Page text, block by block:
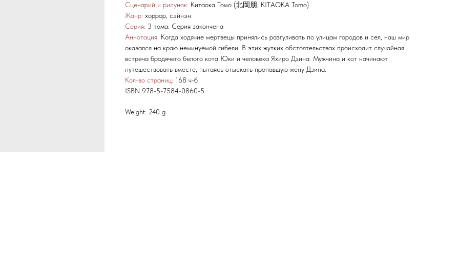
Сценарий и рисунок: Китаока Томо (北岡朋; KITAOKA Tomo)
Жанр: хоррор, сэйнэн
Серия: 3 тома. Серия закончена
Аннотация: Когда ходячие мертвецы принялись разгуливать по улицам городов и сел, наш мир
оказался на краю неминуемой гибели. В этих жутких обстоятельствах происходит случайная
встреча бродячего белого кота Юки и человека Яхиро Дзина. Мужчина и кот начинают
путешествовать вместе, пытаясь отыскать пропавшую жену Дзина.
Кол-во страниц: 168 ч-б
ISBN 978-5-7584-0860-5
Weight: 240 g